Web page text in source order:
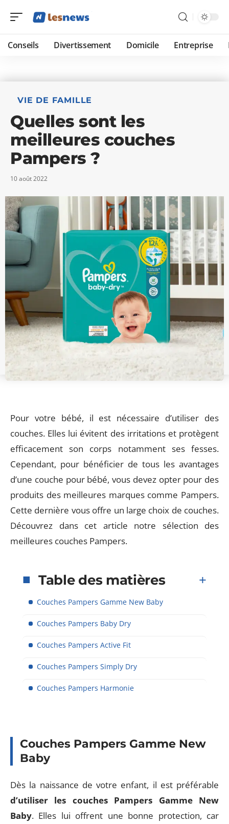
Conseils Divertissement Domicile Entreprise
VIE DE FAMILLE
Quelles sont les
meilleures couches
Pampers ?
10 août 2022
Pour votre bébé, il est nécessaire d’utiliser des
couches. Elles lui évitent des irritations et protègent
efficacement son corps notamment ses fesses.
Cependant, pour bénéficier de tous les avantages
d’une couche pour bébé, vous devez opter pour des
produits des meilleures marques comme Pampers.
Cette dernière vous offre un large choix de couches.
Découvrez dans cet article notre sélection des
meilleures couches Pampers.
Table des matières
Couches Pampers Gamme New Baby
Couches Pampers Baby Dry
Couches Pampers Active Fit
Couches Pampers Simply Dry
Couches Pampers Harmonie
Couches Pampers Gamme New
Baby
Dès la naissance de votre enfant, il est préférable
d’utiliser les couches Pampers Gamme New
Baby. Elles lui offrent une bonne protection, car